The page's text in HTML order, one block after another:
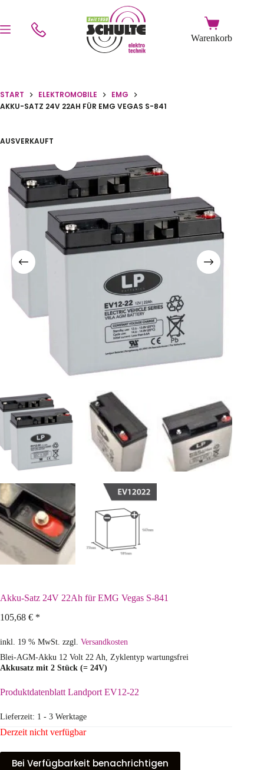
START ELEKTROMOBILE
EMG
AKKU-SATZ 24V 22AH FÜR EMG VEGAS S-841
AUSVERKAUFT
Akku-Satz 24V 22Ah für EMG Vegas S-841
105,68 € *
inkl. 19 % MwSt. zzgl. Versandkosten
Blei-AGM-Akku 12 Volt 22 Ah, Zyklentyp wartungsfrei
Akkusatz mit 2 Stück (= 24V)
Produktdatenblatt Landport EV12-22
Lieferzeit: 1 - 3 Werktage
Derzeit nicht verfügbar
Bei Verfüg­barkeit benachrichtigen